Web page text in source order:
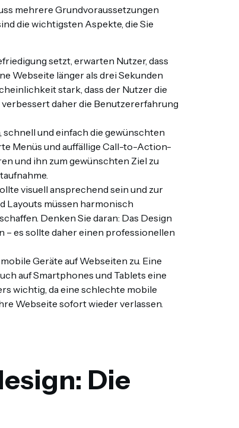
mehrere Grundvoraussetzungen
die wichtigsten Aspekte, die Sie
setzt, erwarten Nutzer, dass
Webseite länger als drei Sekunden
stark, dass der Nutzer die
daher die Benutzererfahrung
schnell und einfach die gewünschten
Menüs und auffällige Call-to-Action-
und ihn zum gewünschten Ziel zu
visuell ansprechend sein und zur
Layouts müssen harmonisch
Denken Sie daran: Das Design
– es sollte daher einen professionellen
Geräte auf Webseiten zu. Eine
auf Smartphones und Tablets eine
wichtig, da eine schlechte mobile
Webseite sofort wieder verlassen.
Die